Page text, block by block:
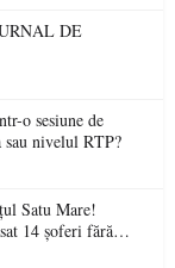
DE
o sesiune de
nivelul RTP?
Satu Mare!
14 șoferi fără